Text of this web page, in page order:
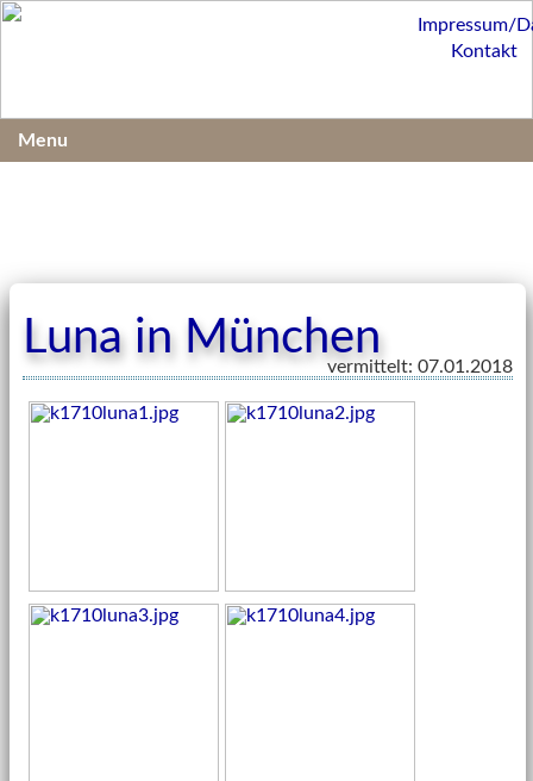
Luna in München
vermittelt: 07.01.2018
Impressum/
Kontakt
Menu